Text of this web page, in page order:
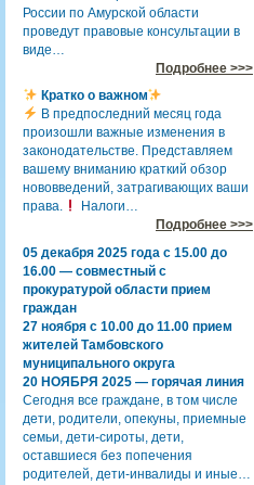
России по Амурской области
проведут правовые консультации в
виде…
Подробнее >>>
Кратко о важном
В предпоследний месяц года
произошли важные изменения в
законодательстве. Представляем
вашему вниманию краткий обзор
нововведений, затрагивающих ваши
права.
Налоги…
Подробнее >>>
05 декабря 2025 года с 15.00 до
16.00 — совместный с
прокуратурой области прием
граждан
27 ноября с 10.00 до 11.00 прием
жителей Тамбовского
муниципального округа
20 НОЯБРЯ 2025 — горячая линия
Сегодня все граждане, в том числе
дети, родители, опекуны, приемные
семьи, дети-сироты, дети,
оставшиеся без попечения
родителей, дети-инвалиды и иные…